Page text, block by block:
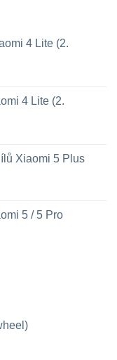
4 Lite (2.
4 Lite (2.
Xiaomi 5 Plus
5 / 5 Pro